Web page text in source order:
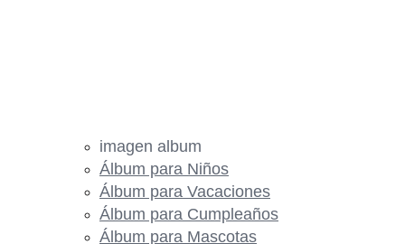
imagen album
Álbum para Niños
Álbum para Vacaciones
Álbum para Cumpleaños
Álbum para Mascotas